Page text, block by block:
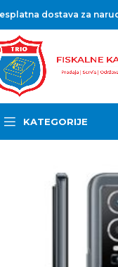
dostava za
KATEGORIJE